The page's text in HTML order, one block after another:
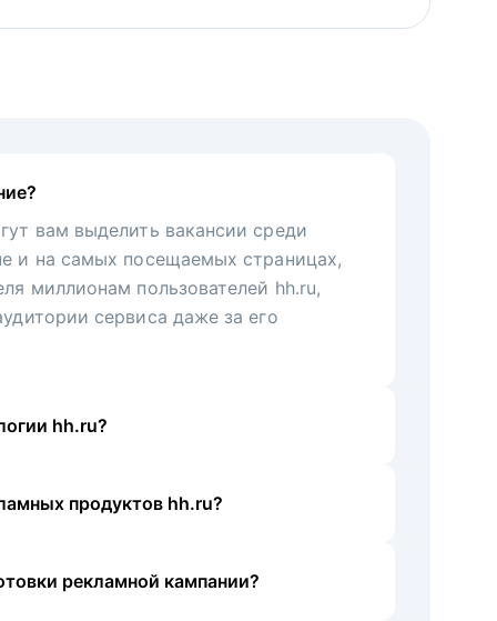
вам выделить вакансии среди
и на самых посещаемых страницах,
миллионам пользователей hh.ru,
сервиса даже за его
hh.ru?
продуктов hh.ru?
рекламной кампании?